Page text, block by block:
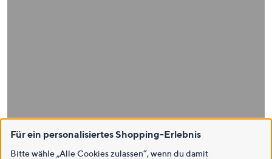
Für ein personalisiertes Shopping-Erlebnis
Bitte wähle „Alle Cookies zulassen“, wenn du damit